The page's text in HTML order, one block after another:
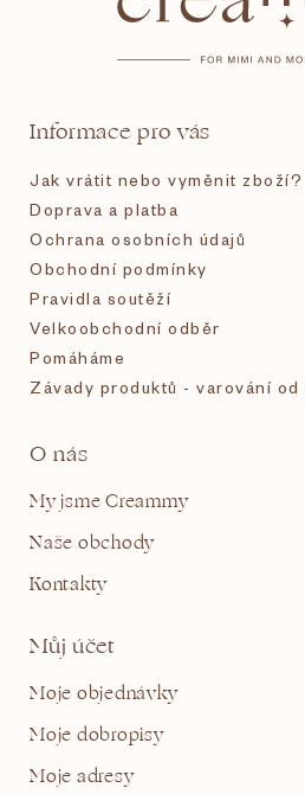
Informace pro vás
Jak vrátit nebo vyměnit zboží?
Doprava a platba
Ochrana osobních údajů
Obchodní podmínky
Pravidla soutěží
Velkoobchodní odběr
Pomáháme
Závady produktů - varování od
O nás
My jsme Creammy
Naše obchody
Kontakty
Můj účet
Moje objednávky
Moje dobropisy
Moje adresy